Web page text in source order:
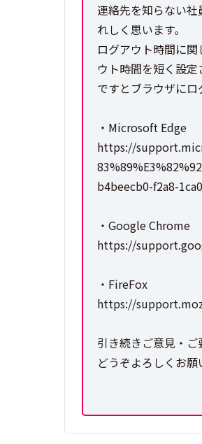
連絡先を知らない
れしく思います。
ログアウト時間に
ウト時間を短く設
ですとブラウザに
・Microsoft Edge
https://
b4beecb0-f2a8-
・Google Chrome
https://
・FireFox
https://
引き続きご意見・ご
どうぞよろしくお願